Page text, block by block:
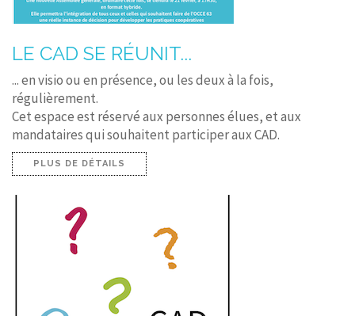
LE CAD SE RÉUNIT...
... en visio ou en présence, ou les deux à la fois,
régulièrement.
Cet espace est réservé aux personnes élues, et aux
mandataires qui souhaitent participer aux CAD.
PLUS DE DÉTAILS